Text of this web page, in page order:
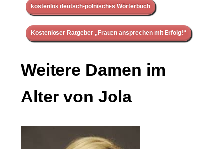
kostenlos deutsch-polnisches Wörterbuch
Kostenloser Ratgeber „Frauen ansprechen mit Erfolg!“
Weitere Damen im
Alter von Jola